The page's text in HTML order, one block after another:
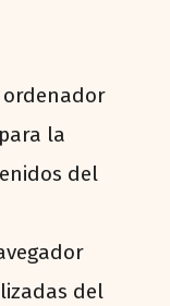
ordenador
la
del
del